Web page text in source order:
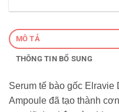
MÔ TẢ
THÔNG TIN BỔ SUNG
Serum tế bào gốc Elravie
Ampoule đã tạo thành